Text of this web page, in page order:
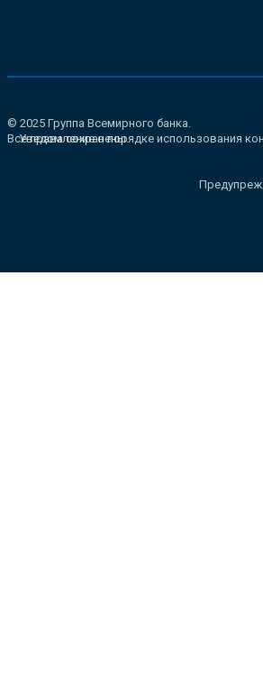
© 2025 Группа Всемирного банка.
Все права сохранены.
Уведомление о порядке использования